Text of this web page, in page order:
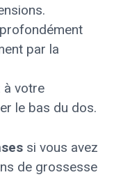
par la
à votre
le bas du dos.
si vous avez
de grossesse